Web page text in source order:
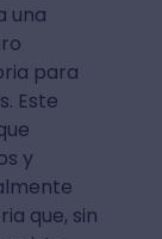
una
para
Este
y
que, sin